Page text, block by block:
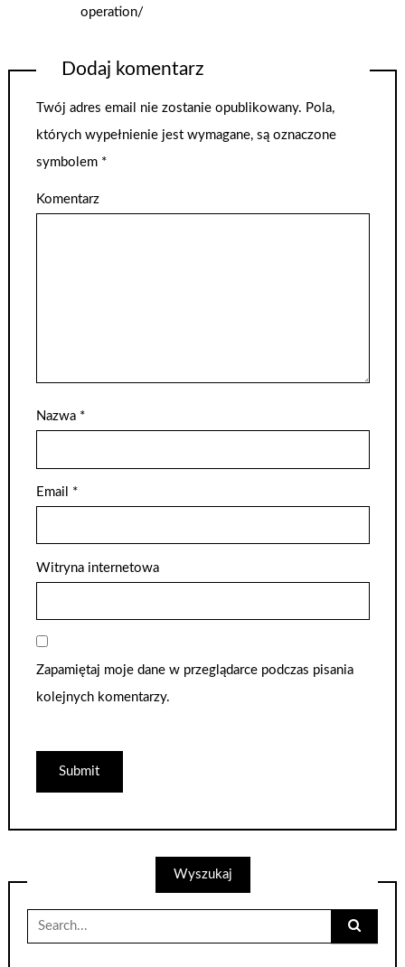
operation/
Dodaj komentarz
Twój adres email nie zostanie opublikowany. Pola,
których wypełnienie jest wymagane, są oznaczone
symbolem *
Komentarz
Nazwa *
Email *
Witryna internetowa
Zapamiętaj moje dane w przeglądarce podczas pisania
kolejnych komentarzy.
Wyszukaj
Search
for: